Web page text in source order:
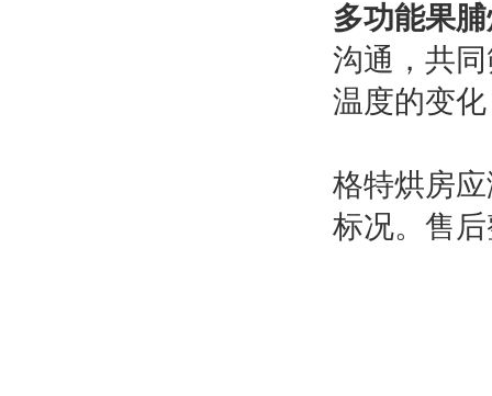
多功能果
沟通，共
温度的变
格特烘房
标况。售